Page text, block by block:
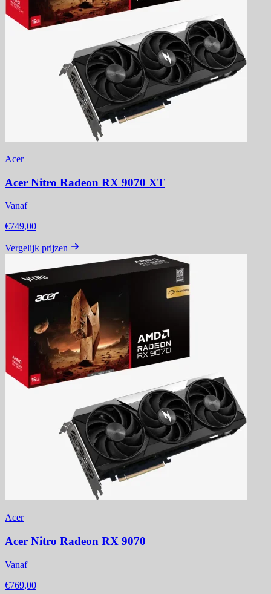
Acer
Acer Nitro Radeon RX 9070 XT
Vanaf
€749,00
Vergelijk prijzen
Acer
Acer Nitro Radeon RX 9070
Vanaf
€769,00